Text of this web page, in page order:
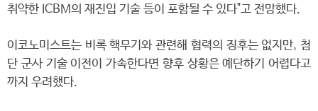
취약한 ICBM의 재진입 기술 등이 포함될 수 있다"고 전망했다.
이코노미스트는 비록 핵무기와 관련해 협력의 징후는 없지만, 첨
단 군사 기술 이전이 가속한다면 향후 상황은 예단하기 어렵다고
까지 우려했다.